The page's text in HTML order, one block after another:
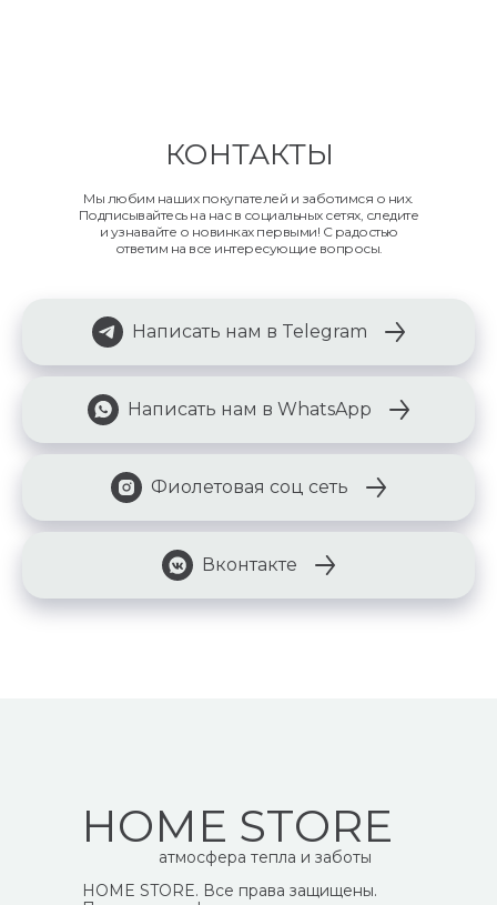
КОНТАКТЫ
Мы любим наших покупателей и заботимся о них.
Подписывайтесь на нас в социальных сетях, следите
и узнавайте о новинках первыми! С радостью
ответим на все интересующие вопросы.
Написать нам в Telegram
Написать нам в WhatsApp
Фиолетовая соц сеть
Вконтакте
HOME STORE
HOME STORE. Все права защищены.
атмосфера тепла и заботы